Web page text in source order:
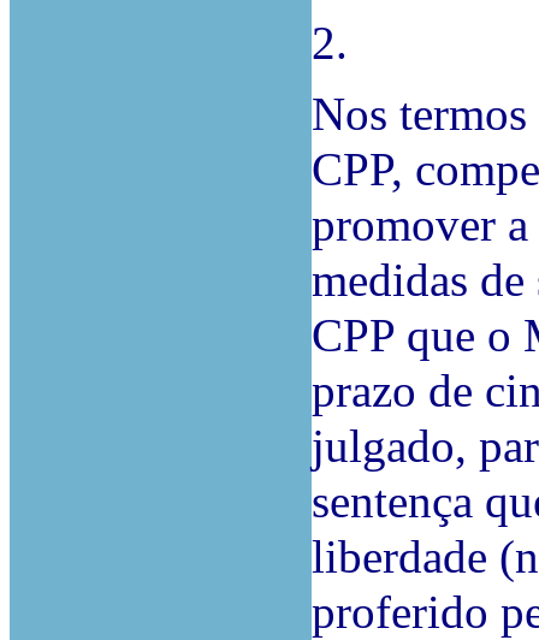
2.
Nos
CPP,
promover a
medidas
CPP que o
prazo de
julgado,
sentença
liberdade
proferido